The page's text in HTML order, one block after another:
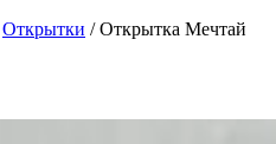
Открытки / Открытка Мечтай